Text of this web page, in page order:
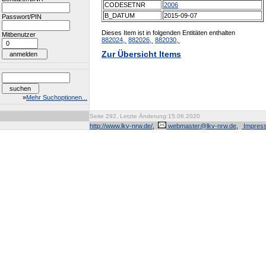
Passwort/PIN
Mitbenutzer
»Mehr Suchoptionen...
CODESETNR
2006
B_DATUM
2015-09-07
Dieses Item ist in folgenden Entitäten enthalten
882024,
882026, 882030,
Zur Übersicht Items
Seite 292, Letzte Änderung:15.06.2020
http://www.lkv-nrw.de/
webmaster@lkv-nrw.de